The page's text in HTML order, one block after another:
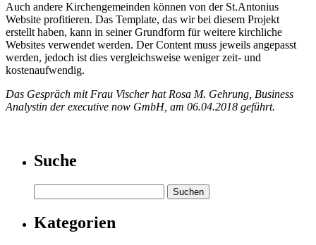
Auch andere Kirchengemeinden können von der St.Antonius
Website profitieren. Das Template, das wir bei diesem Projekt
erstellt haben, kann in seiner Grundform für weitere kirchliche
Websites verwendet werden. Der Content muss jeweils angepasst
werden, jedoch ist dies vergleichsweise weniger zeit- und
kostenaufwendig.
Das Gespräch mit Frau Vischer hat Rosa M. Gehrung, Business
Analystin der executive now GmbH, am 06.04.2018 geführt.
Suche
Kategorien